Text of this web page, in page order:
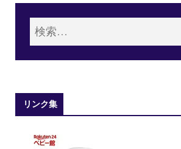
リンク集